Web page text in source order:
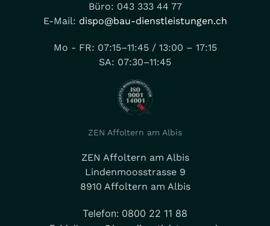
Büro: 043 333 44 77
E-Mail: dispo@bau-dienstleistungen.ch
Mo - FR: 07:15–11:45 / 13:00 – 17:15
SA: 07:30–11:45
ZEN Affoltern am Albis
ZEN Affoltern am Albis
Lindenmoosstrasse 9
8910 Affoltern am Albis
Telefon: 0800 22 11 88